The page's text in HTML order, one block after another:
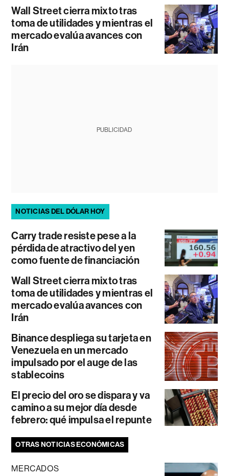
Wall Street cierra mixto tras
toma de utilidades y mientras el
mercado evalúa avances con
Irán
PUBLICIDAD
NOTICIAS DEL DÓLAR HOY
Carry trade resiste pese a la
pérdida de atractivo del yen
como fuente de financiación
Wall Street cierra mixto tras
toma de utilidades y mientras el
mercado evalúa avances con
Irán
Binance despliega su tarjeta en
Venezuela en un mercado
impulsado por el auge de las
stablecoins
El precio del oro se dispara y va
camino a su mejor día desde
febrero: qué impulsa el repunte
OTRAS NOTICIAS ECONÓMICAS
MERCADOS